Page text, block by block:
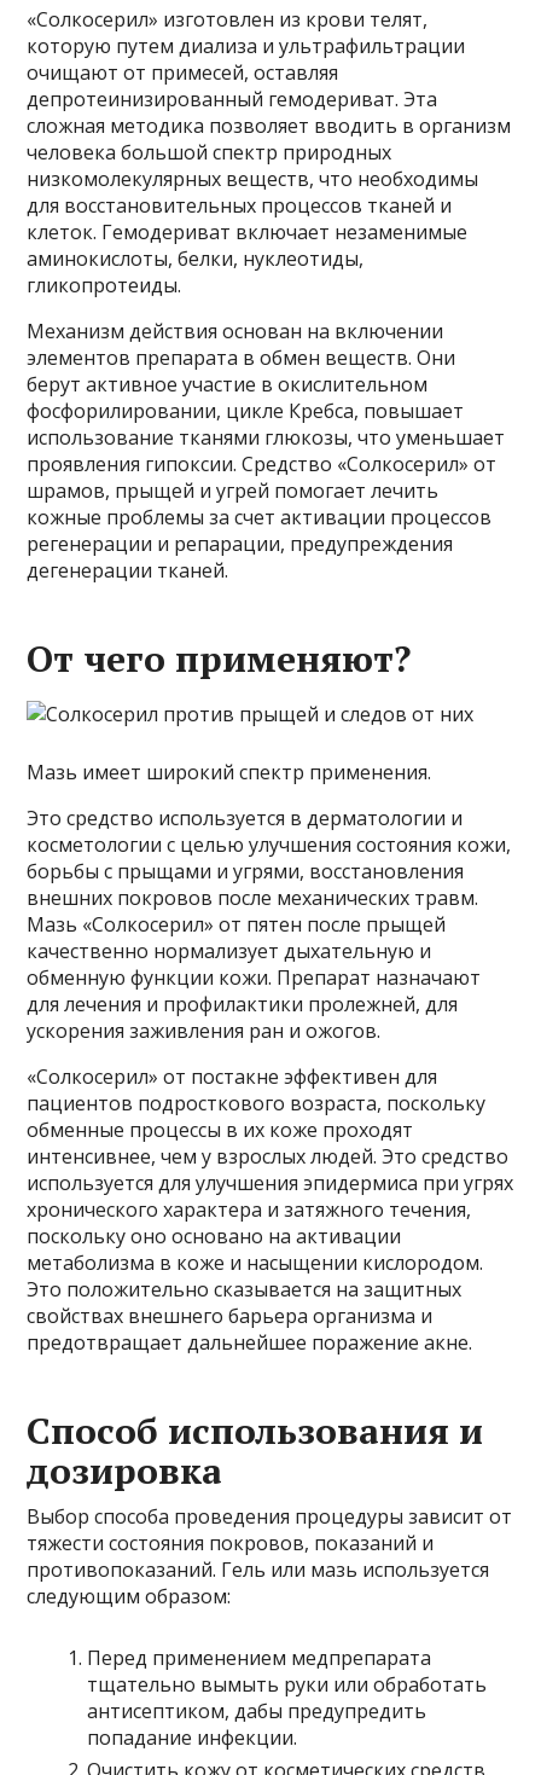
«Солкосерил» изготовлен из крови телят,
которую путем диализа и ультрафильтрации
очищают от примесей, оставляя
депротеинизированный гемодериват. Эта
сложная методика позволяет вводить в организм
человека большой спектр природных
низкомолекулярных веществ, что необходимы
для восстановительных процессов тканей и
клеток. Гемодериват включает незаменимые
аминокислоты, белки, нуклеотиды,
гликопротеиды.
Механизм действия основан на включении
элементов препарата в обмен веществ. Они
берут активное участие в окислительном
фосфорилировании, цикле Кребса, повышает
использование тканями глюкозы, что уменьшает
проявления гипоксии. Средство «Солкосерил» от
шрамов, прыщей и угрей помогает лечить
кожные проблемы за счет активации процессов
регенерации и репарации, предупреждения
дегенерации тканей.
От чего применяют?
Мазь имеет широкий спектр применения.
Это средство используется в дерматологии и
косметологии с целью улучшения состояния кожи,
борьбы с прыщами и угрями, восстановления
внешних покровов после механических травм.
Мазь «Солкосерил» от пятен после прыщей
качественно нормализует дыхательную и
обменную функции кожи. Препарат назначают
для лечения и профилактики пролежней, для
ускорения заживления ран и ожогов.
«Солкосерил» от постакне эффективен для
пациентов подросткового возраста, поскольку
обменные процессы в их коже проходят
интенсивнее, чем у взрослых людей. Это средство
используется для улучшения эпидермиса при угрях
хронического характера и затяжного течения,
поскольку оно основано на активации
метаболизма в коже и насыщении кислородом.
Это положительно сказывается на защитных
свойствах внешнего барьера организма и
предотвращает дальнейшее поражение акне.
Способ использования и
дозировка
Выбор способа проведения процедуры зависит от
тяжести состояния покровов, показаний и
противопоказаний. Гель или мазь используется
следующим образом:
Перед применением медпрепарата
тщательно вымыть руки или обработать
антисептиком, дабы предупредить
попадание инфекции.